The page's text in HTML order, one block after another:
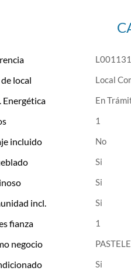
L001131
local
Local
Energética
En
1
incluido
incl.
fianza
1
negocio